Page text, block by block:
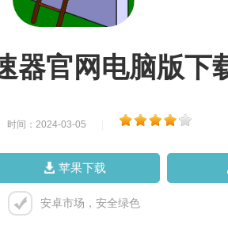
器官网电脑版下
时间：2024-03-05
苹果下载
安卓市场，安全绿色